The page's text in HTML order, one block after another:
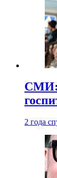
СМИ:
2 года